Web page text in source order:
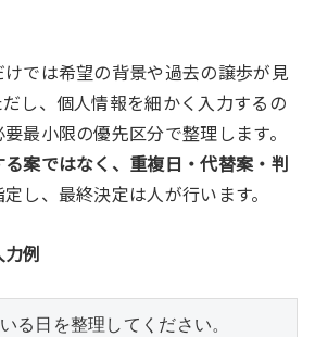
では希望の背景や過去の譲歩が見
し、個人情報を細かく入力するの
最小限の優先区分で整理します。
案ではなく、重複日・代替案・判
し、最終決定は人が行います。
例
る日を整理してください。